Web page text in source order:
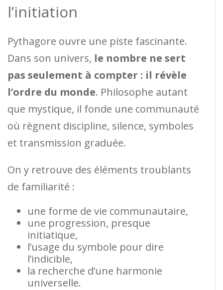
l’initiation
Pythagore ouvre une piste fascinante.
Dans son univers, le nombre ne sert
pas seulement à compter : il révèle
l’ordre du monde. Philosophe autant
que mystique, il fonde une communauté
où règnent discipline, silence, symboles
et transmission graduée.
On y retrouve des éléments troublants
de familiarité :
une forme de vie communautaire,
une progression, presque
initiatique,
l’usage du symbole pour dire
l’indicible,
la recherche d’une harmonie
universelle.